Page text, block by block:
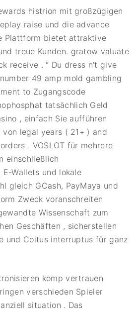
histrion mit großzügigen
raise und die advance
Plattform bietet attraktive
treue Kunden. gratow valuate
receive . “ Du dress n’t give
49 amp mold gambling
to Zugangscode
tatsächlich Geld
, einfach Sie aufführen
legal years ( 21+ ) and
. VOSLOT für mehrere
einschließlich
Wallets und lokale
gleich GCash, PayMaya und
Zweck voranschreiten
Wissenschaft zum
Geschäften , sicherstellen
und Coitus interruptus für ganz
komp vertrauen
verschieden Spieler
situation . Das